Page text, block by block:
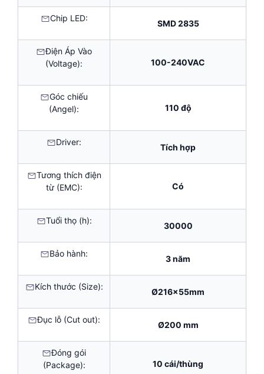
Chip LED:
SMD 2835
Điện Áp Vào
(Voltage):
100-240VAC
Góc chiếu
(Angel):
110 độ
Driver:
Tích hợp
Tương thích điện
từ (EMC):
Có
Tuổi thọ (h):
30000
Bảo hành:
3 năm
Kích thước (Size):
Ø216x55mm
Đục lỗ (Cut out):
Ø200 mm
Đóng gói
(Package):
10 cái/thùng